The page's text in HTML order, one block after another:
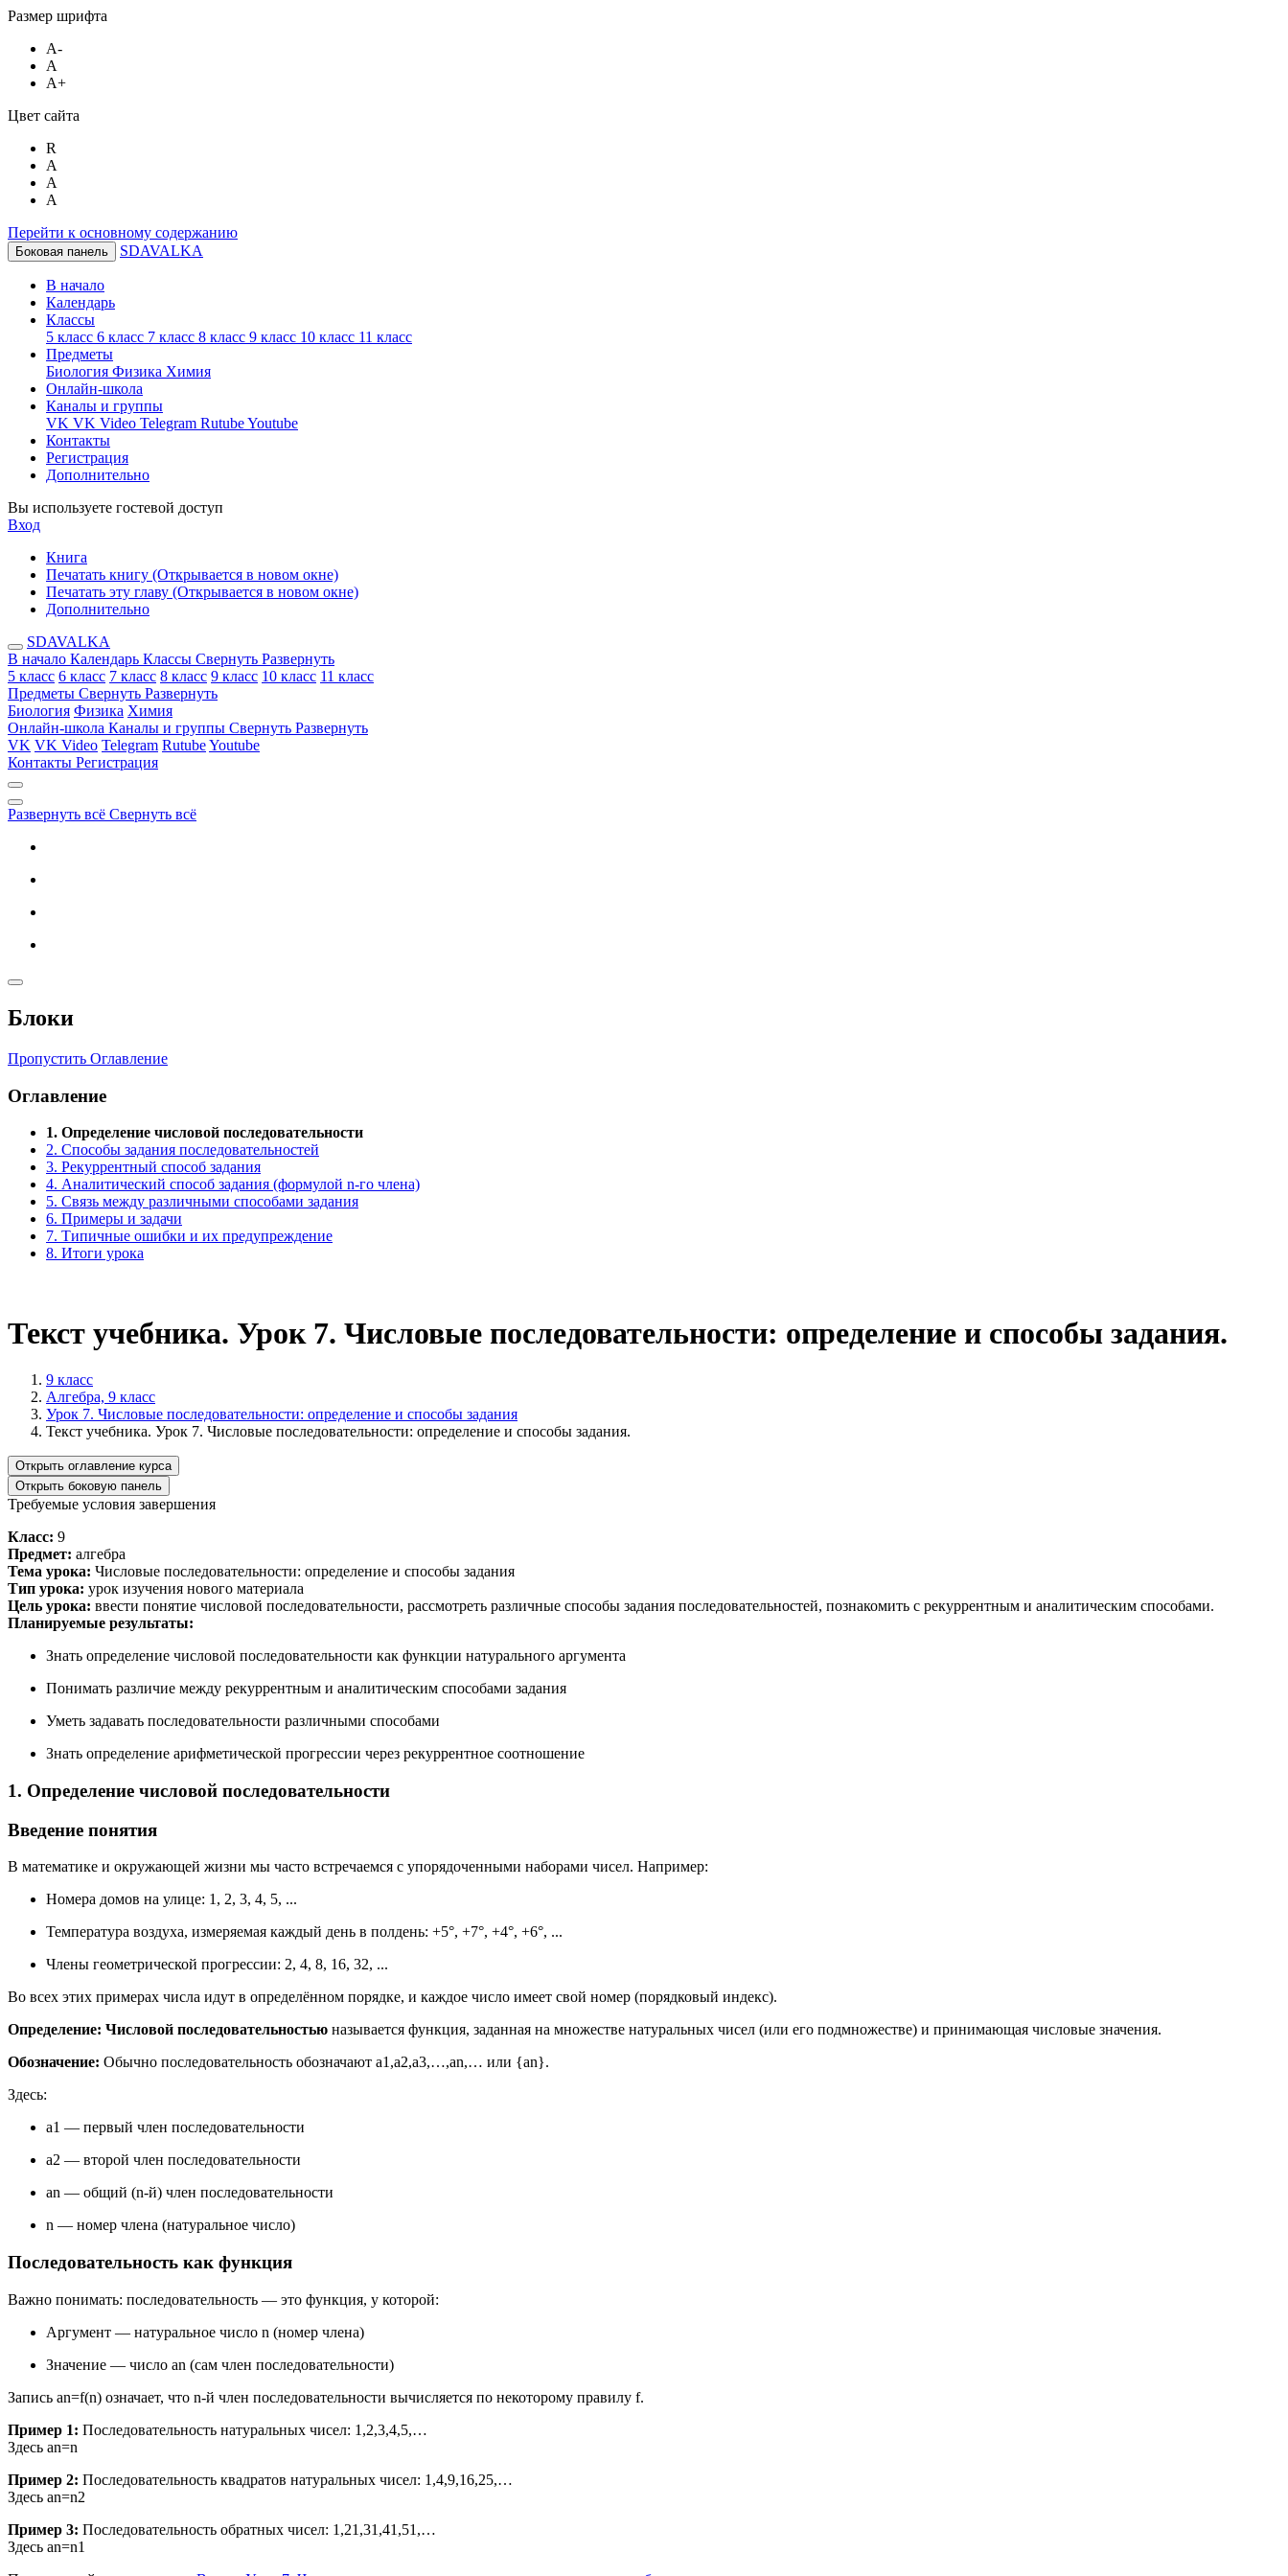
Размер шрифта
A-
A
A+
Цвет сайта
R
A
A
A
Перейти к основному содержанию
Боковая панель SDAVALKA
В начало
Календарь
Классы
5 класс 6 класс 7 класс 8 класс 9 класс 10 класс 11 класс
Предметы
Биология Физика Химия
Онлайн-школа
Каналы и группы
VK VK Video Telegram RutubeYoutube
Контакты
Регистрация
Дополнительно
Вы используете гостевой доступ
Вход
Книга
Печатать книгу (Открывается в новом окне)
Печатать эту главу (Открывается в новом окне)
Дополнительно
SDAVALKA
В начало Календарь Классы Свернуть Развернуть
5 класс 6 класс 7 класс 8 класс 9 класс 10 класс 11 класс
Предметы Свернуть Развернуть
Биология Физика Химия
Онлайн-школа Каналы и группы Свернуть Развернуть
VK VK Video Telegram RutubeYoutube
Контакты Регистрация
Развернуть всё Свернуть всё
Блоки
Пропустить Оглавление
Оглавление
1. Определение числовой последовательности
2. Способы задания последовательностей
3. Рекуррентный способ задания
4. Аналитический способ задания (формулой n-го члена)
5. Связь между различными способами задания
6. Примеры и задачи
7. Типичные ошибки и их предупреждение
8. Итоги урока
Текст учебника. Урок 7. Числовые последовательности: определение и способы задания.
9 класс
Алгебра, 9 класс
Урок 7. Числовые последовательности: определение и способы задания
Текст учебника. Урок 7. Числовые последовательности: определение и способы задания.
Открыть оглавление курса
Открыть боковую панель
Требуемые условия завершения
Класс: 9
Предмет: алгебра
Тема урока: Числовые последовательности: определение и способы задания
Тип урока: урок изучения нового материала
Цель урока: ввести понятие числовой последовательности, рассмотреть различные способы задания последовательностей, познакомить с рекуррентным и аналитическим способами.
Планируемые результаты:
Знать определение числовой последовательности как функции натурального аргумента
Понимать различие между рекуррентным и аналитическим способами задания
Уметь задавать последовательности различными способами
Знать определение арифметической прогрессии через рекуррентное соотношение
1. Определение числовой последовательности
Введение понятия
В математике и окружающей жизни мы часто встречаемся с упорядоченными наборами чисел. Например:
Номера домов на улице: 1, 2, 3, 4, 5, ...
Температура воздуха, измеряемая каждый день в полдень: +5°, +7°, +4°, +6°, ...
Члены геометрической прогрессии: 2, 4, 8, 16, 32, ...
Во всех этих примерах числа идут в определённом порядке, и каждое число имеет свой номер (порядковый индекс).
Определение: Числовой последовательностью называется функция, заданная на множестве натуральных чисел (или его подмножестве) и принимающая числовые значения.
Обозначение: Обычно последовательность обозначают a1 ,a2,a3,…,an,… или {an}.
Здесь:
a1 — первый член последовательности
a2 — второй член последовательности
an — общий (n-й) член последовательности
n — номер члена (натуральное число)
Последовательность как функция
Важно понимать: последовательность — это функция, у которой:
Аргумент — натуральное число n (номер члена)
Значение — число an (сам член последовательности)
Запись an=f(n) означает, что n-й член последовательности вычисляется по некоторому правилу f.
Пример 1: Последовательность натуральных чисел: 1 ,2,3,4,5,…
Здесь an=n
Пример 2: Последовательность квадратов натуральных чисел: 1 ,4,9,16,25,…
Здесь an=n2
Пример 3: Последовательность обратных чисел: 1 ,21 ,31 ,41 ,51 ,…
Здесь an=n1